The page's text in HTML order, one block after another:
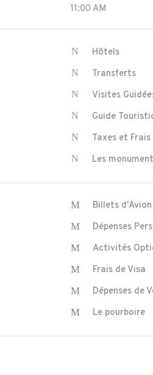
11:00 AM
Hôtels
Transferts
Visites
Guide
Taxes et Frais
Les
Billets d'Avion
Dépenses
Activités
Frais de Visa
Dépenses de
Le pourboire